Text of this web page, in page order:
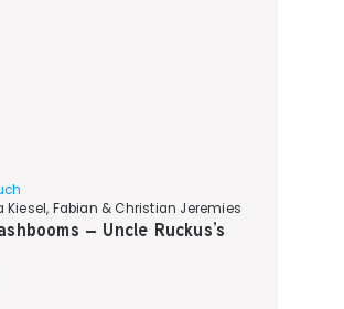
Kiesel, Fabian & Christian Jeremies
– Uncle Ruckus’s
price: